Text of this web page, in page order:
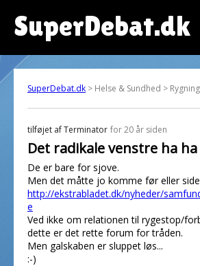
SuperDebat.dk
SuperDebat.dk > Helse & Sundhed >
tilføjet afTerminator for 20 år siden
Det radikale venstre ha ha
De er bare for sjove.
Men det måtte jo komme før eller
http://ekstrabladet.dk/nyheder/
e
Ved ikke om relationen til rygestop/
dette er det rette forum for tråden.
Men galskaben er sluppet løs...
:-)